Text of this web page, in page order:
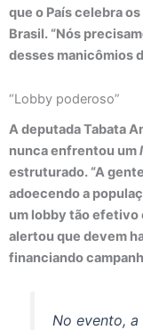
que o País celebra
Brasil. “Nós
desses manicômios
“Lobby poderoso”
A deputada Tabata
nunca enfrentou um
estruturado. “A
adoecendo a
um lobby tão efetivo
alertou que devem
financiando
No evento, a